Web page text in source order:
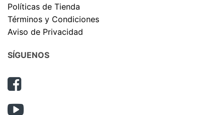
Políticas de Tienda
Términos y Condiciones
Aviso de Privacidad
SÍGUENOS